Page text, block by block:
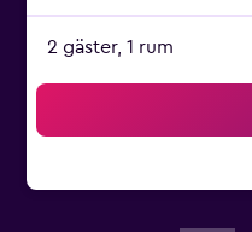
2 gäster, 1 rum